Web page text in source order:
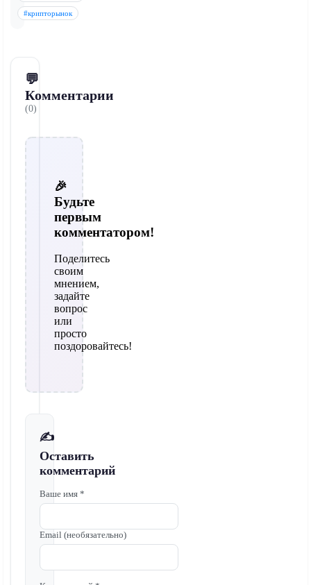
#крипторынок
💬
Комментарии
(0)
🎉
Будьте
первым
комментатором!
Поделитесь
своим
мнением,
задайте
вопрос
или
просто
поздоровайтесь!
✍️
Оставить
комментарий
Ваше имя *
Email (необязательно)